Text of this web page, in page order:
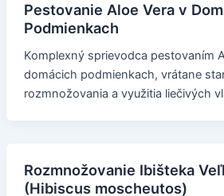
Pestovanie Aloe Vera v
Podmienkach
Komplexný sprievodca pestovaním
domácich podmienkach, vrátane
rozmnožovania a využitia liečivých
Rozmnožovanie Ibišteka
(Hibiscus moscheutos)